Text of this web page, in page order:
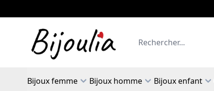
Rechercher
Bijoux femme Bijoux homme Bijoux enfant